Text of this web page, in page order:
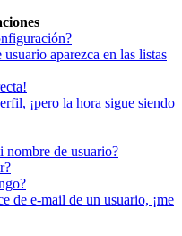
aparezca en las listas
¡pero la hora sigue siendo
nombre de usuario?
de e-mail de un usuario, ¡me